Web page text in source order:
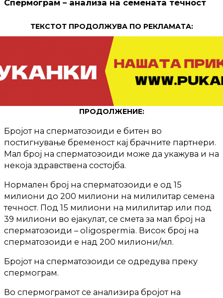
Спермограм – анализа на семената течност
ТЕКСТОТ ПРОДОЛЖУВА ПО РЕКЛАМАТА:
ПРОДОЛЖЕНИЕ:
Бројот на сперматозоиди е битен во
постигнување бременост кај брачните партнери.
Мал број на сперматозоиди може да укажува и на
некоја здравствена состојба.
Нормален број на сперматозоиди е од 15
милиони до 200 милиони на милилитар семена
течност. Под 15 милиони на милилитар или под
39 милиони во ејакулат, се смета за мал број на
сперматозоиди – oligospermia. Висок број на
сперматозоиди е над 200 милиони/мл.
Бројот на сперматозоиди се одредува преку
спермограм.
Во спермограмот се анализира бројот на